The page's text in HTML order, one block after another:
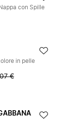
con Spille
in pelle
€